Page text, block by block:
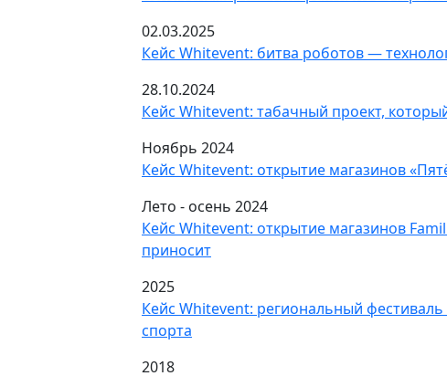
02.03.2025
Кейс Whitevent: битва роботов —
28.10.2024
Кейс Whitevent: табачный проект,
Ноябрь 2024
Кейс Whitevent: открытие магазинов
Лето - осень 2024
Кейс Whitevent: открытие магазинов
приносит
2025
Кейс Whitevent: региональный
спорта
2018